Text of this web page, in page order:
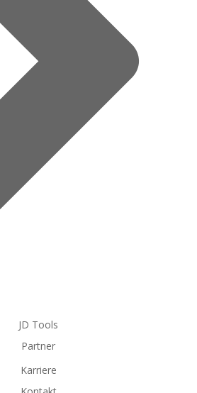
JD Tools
Partner
Karriere